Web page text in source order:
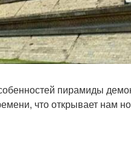
пирамиды
что открывает нам